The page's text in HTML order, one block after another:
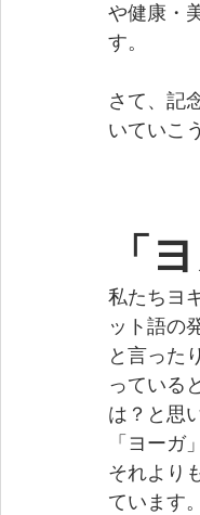
や健康・
す。
さて、記
いていこ
「
私たちヨ
ット語の
と言った
っている
は？と思
「ヨー
それより
ています。